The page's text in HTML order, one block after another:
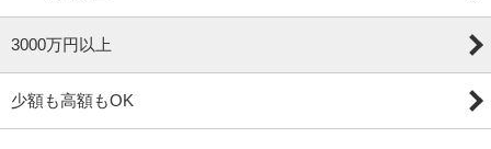
3000万円以上
少額も高額もOK